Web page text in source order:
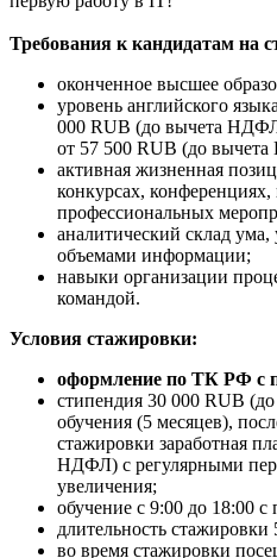
Требования к кандидатам на
оконченное высшее
уровень английского
000 RUB (до вычета
от 57 500 RUB (до
активная жизненная
конкурсах,
профессиональных
аналитический склад
объемами информации;
навыки организации
командой.
Условия стажировки:
оформление по ТК РФ с
стипендия 30 000 RUB
обучения (5 месяцев),
стажировки заработная
НДФЛ) с регулярными
увеличения;
обучение с 9:00 до 18:00
длительность стажировки
во время стажировки